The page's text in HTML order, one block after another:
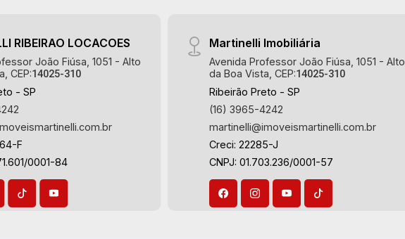
infraestrutura completa e qualidade de
vida incomparável. Atuamos nos
empreendimentos de maior prestígio
Les Alpes Residence, Porto Búzios,
Sequóia, Blue Diamond, Mirante do Ipê,
Hype, Grand Privilège, Grand Raya,
Grand Paysage, Praças do Sul, Uber
Miró, Uber Corbusier, Le Monde Parc,
Place Vendôme, Place des Vosges,
RIBEIRAO LOCACOES
João Fiúsa, 1051 - Alto
CEP:14025-310
- SP
F
0001-84
Martinelli Imobiliária
Avenida Professor João Fiúsa, 1051 - Alto
da Boa Vista, CEP:14025-310
Ribeirão Preto - SP
(16) 3965-4242
martinelli@imoveismartinelli.com.br
Creci: 22285-J
CNPJ: 01.703.236/0001-57